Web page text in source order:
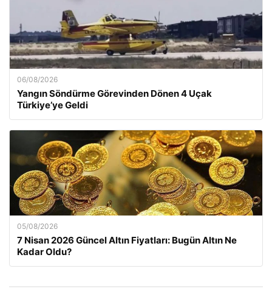
06/08/2026
Yangın Söndürme Görevinden Dönen 4 Uçak
Türkiye’ye Geldi
05/08/2026
7 Nisan 2026 Güncel Altın Fiyatları: Bugün Altın Ne
Kadar Oldu?